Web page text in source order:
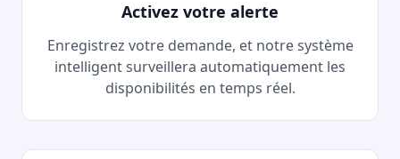
Activez votre alerte
Enregistrez votre demande, et notre système
intelligent surveillera automatiquement les
disponibilités en temps réel.